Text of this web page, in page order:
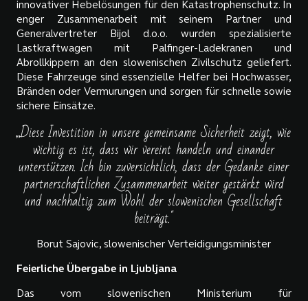
innovativer Hebelösungen für den Katastrophenschutz. In
enger Zusammenarbeit mit seinem Partner und
Generalvertreter Bijol d.o.o. wurden spezialisierte
Lastkraftwagen mit Palfinger-Ladekranen und
Abrollkippern an den slowenischen Zivilschutz geliefert.
Diese Fahrzeuge sind essenzielle Helfer bei Hochwasser,
Bränden oder Vermurungen und sorgen für schnelle sowie
sichere Einsätze.
„Diese Investition in unsere gemeinsame Sicherheit zeigt, wie
wichtig es ist, dass wir vereint handeln und einander
unterstützen. Ich bin zuversichtlich, dass der Gedanke einer
partnerschaftlichen Zusammenarbeit weiter gestärkt wird
und nachhaltig zum Wohl der slowenischen Gesellschaft
beiträgt."
Borut Sajovic, slowenischer Verteidigungsminister
Feierliche Übergabe in Ljubljana
Das vom slowenischen Ministerium für